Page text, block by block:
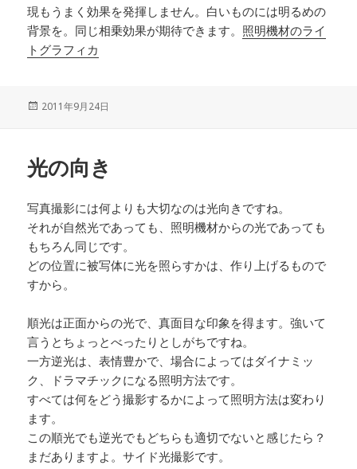
現もうまく効果を発揮しません。白いものには明るめの
背景を。同じ相乗効果が期待できます。 照明機材のライ
トグラフィカ
投
2011年9月24日
光の向き
写真撮影には何よりも大切なのは光向きですね。
それが自然光であっても、照明機材からの光であっても
もちろん同じです。
どの位置に被写体に光を照らすかは、作り上げるもので
すから。
順光は正面からの光で、真面目な印象を得ます。強いて
言うとちょっとべったりとしがちですね。
一方逆光は、表情豊かで、場合によってはダイナミッ
ク、ドラマチックになる照明方法です。
すべては何をどう撮影するかによって照明方法は変わり
ます。
この順光でも逆光でもどちらも適切でないと感じたら？
まだありますよ。サイド光撮影です。